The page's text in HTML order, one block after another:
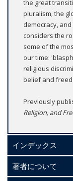
the great
pluralism, the
democracy,
considers the
some of the
our time:
religious
belief and
Previously
Religion, and
インデックス
著者について